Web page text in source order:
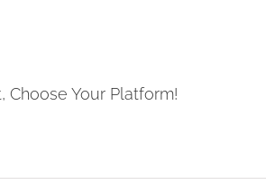
Choose Your Platform!